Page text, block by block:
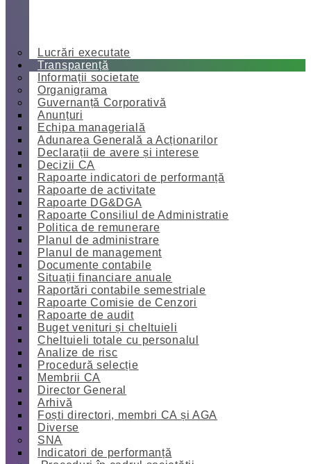
Lucrări executate
Transparență
Informații societate
Organigrama
Guvernanță Corporativă
Anunțuri
Echipa managerială
Adunarea Generală a Acționarilor
Declarații de avere și interese
Decizii CA
Rapoarte indicatori de performanță
Rapoarte de activitate
Rapoarte DG&DGA
Rapoarte Consiliul de Administratie
Politica de remunerare
Planul de administrare
Planul de management
Documente contabile
Situații financiare anuale
Raportări contabile semestriale
Rapoarte Comisie de Cenzori
Rapoarte de audit
Buget venituri și cheltuieli
Cheltuieli totale cu personalul
Analize de risc
Procedură selecție
Membrii CA
Director General
Arhivă
Foști directori, membri CA și AGA
Diverse
SNA
Indicatori de performanță